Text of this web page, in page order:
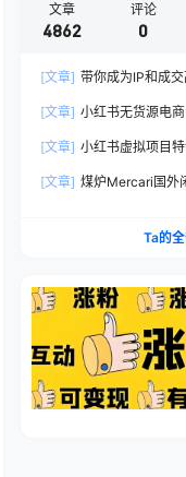
文章
4862
评论
0
[文章] 带你成为IP和成
[文章] 小红书无货源电
[文章] 小红书虚拟项目
[文章] 煤炉Mercari国外
Ta的